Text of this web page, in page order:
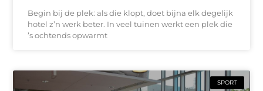
Begin bij de plek: als die klopt, doet bijna elk degelijk
hotel z’n werk beter. In veel tuinen werkt een plek die
’s ochtends opwarmt
SPORT